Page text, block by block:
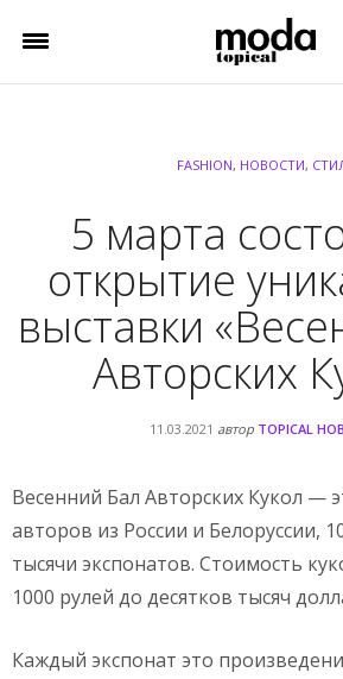
FASHION, НОВОСТИ,
5 марта
открытие
выставки
Авторских
11.03.2021 автор TOPICAL
Весенний Бал Авторских Кукол —
авторов из России и Белоруссии,
тысячи экспонатов. Стоимость
1000 рулей до десятков тысяч
Каждый экспонат это